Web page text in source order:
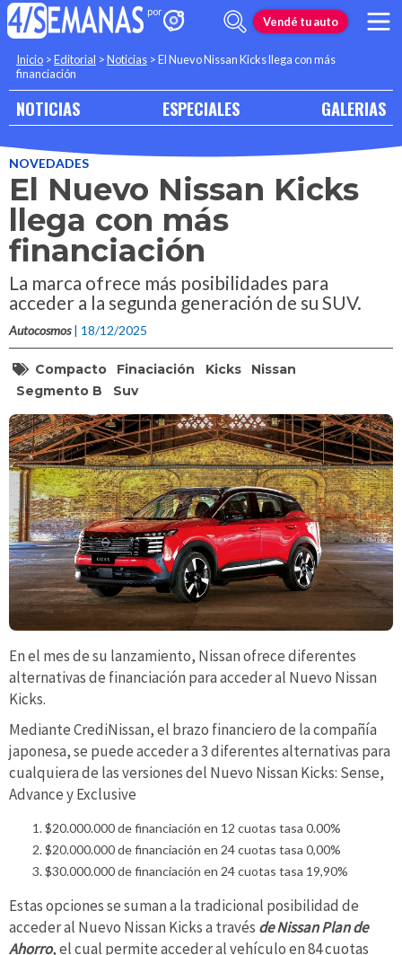
Vendé tu auto
Inicio >Editorial >Noticias >El Nuevo Nissan Kicks llega con más
financiación
NOTICIAS ESPECIALES GALERIAS
NOVEDADES
El Nuevo Nissan Kicks
llega con más
financiación
La marca ofrece más posibilidades para
acceder a la segunda generación de su SUV.
Autocosmos | 18/12/2025
Compacto Finaciación Kicks
Nissan
Segmento B
Suv
En el mes de su lanzamiento, Nissan ofrece diferentes
alternativas de financiación para acceder al Nuevo Nissan
Kicks.
Mediante CrediNissan, el brazo financiero de la compañía
japonesa, se puede acceder a 3 diferentes alternativas para
cualquiera de las versiones del Nuevo Nissan Kicks: Sense,
Advance y Exclusive
$20.000.000 de financiación en 12 cuotas tasa 0.00%
$20.000.000 de financiación en 24 cuotas tasa 0,00%
$30.000.000 de financiación en 24 cuotas tasa 19,90%
Estas opciones se suman a la tradicional posibilidad de
acceder al Nuevo Nissan Kicks a través de Nissan Plan de
Ahorro, el cual permite acceder al vehículo en 84 cuotas